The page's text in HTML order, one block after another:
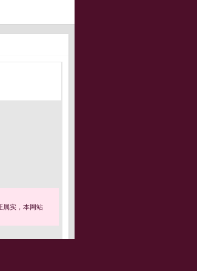
属实，本网站